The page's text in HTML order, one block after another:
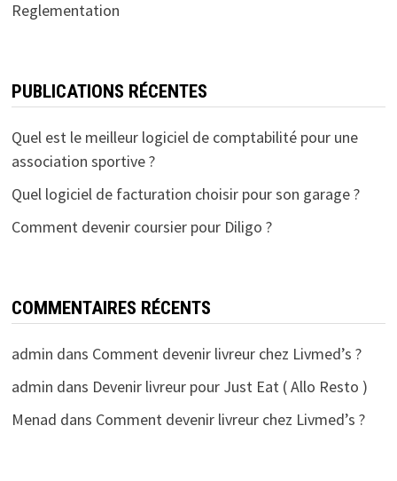
Reglementation
PUBLICATIONS RÉCENTES
Quel est le meilleur logiciel de comptabilité pour une
association sportive ?
Quel logiciel de facturation choisir pour son garage ?
Comment devenir coursier pour Diligo ?
COMMENTAIRES RÉCENTS
admin dans Comment devenir livreur chez Livmed’s ?
admin dans Devenir livreur pour Just Eat ( Allo Resto )
Menad dans Comment devenir livreur chez Livmed’s ?